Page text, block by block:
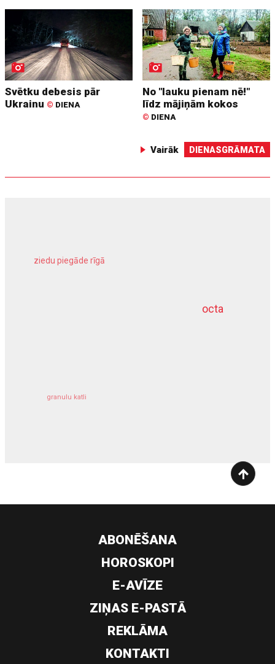
Svētku debesis pār
Ukrainu © DIENA
No "lauku pienam nē!"
līdz mājiņām kokos
© DIENA
Vairāk DIENASGRĀMATA
octa
ziedu piegāde rīgā
granulu katli
dziļurbums
ABONĒŠANA
HOROSKOPI
E-AVĪZE
ZIŅAS E-PASTĀ
REKLĀMA
KONTAKTI